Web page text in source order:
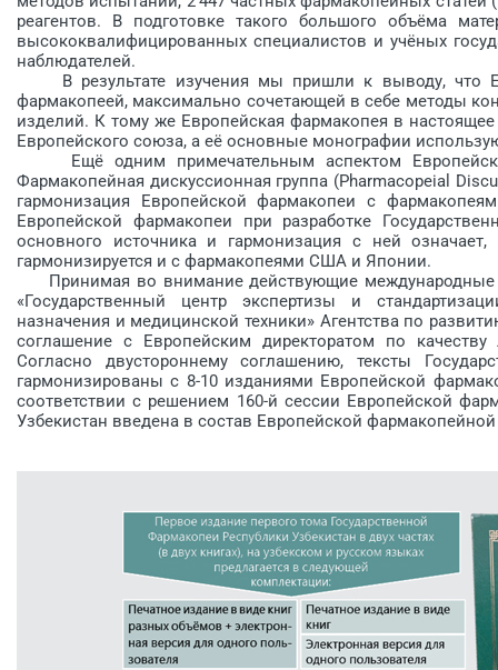
реагентов. В подготовке такого большого объёма
высококвалифицированных специалистов и учёных
наблюда­телей.
В результате изучения мы пришли к выводу, что
фармакопеей, максимально сочетающей в себе методы
изделий. К тому же Европейская фармакопея в
Европейского сою­за, а её основные монографии
Ещё одним примечательным аспектом
Фармакопейная дискуссионная группа (Pharmacopeial
гармонизация Европейской фармакопеи с
Европейской фармакопеи при разработке
основного источника и гармонизация с ней
гармонизируется и с фармакопеями США и Японии.
Принимая во внимание действующие международные
«Государственный центр экс­пертизы и
назначения и медицинской техники» Агентства по
соглашение с Европейским директоратом по качеству
Согласно двустороннему соглашению, тексты
гармонизированы с 8-10 изданиями Европейской
соот­ветствии с решением 160-й сессии Европейской
Узбекистан введена в состав Европейской